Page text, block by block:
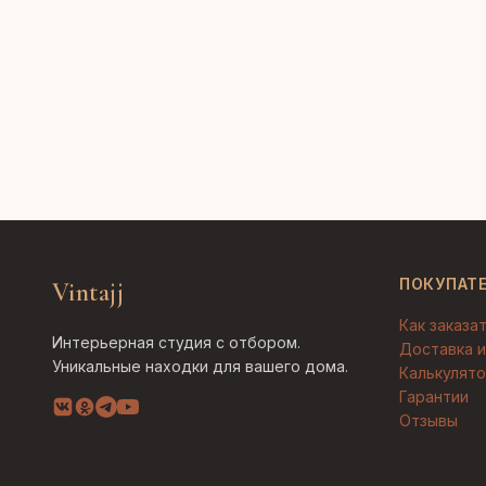
Vintajj
Интерьерная студия с отбором.
Уникальные находки для вашего дома.
Как
Доставка
Гарантии
Отзывы